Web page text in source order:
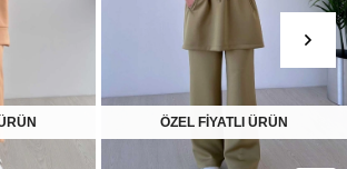
ÖZEL FİYATLI ÜRÜN